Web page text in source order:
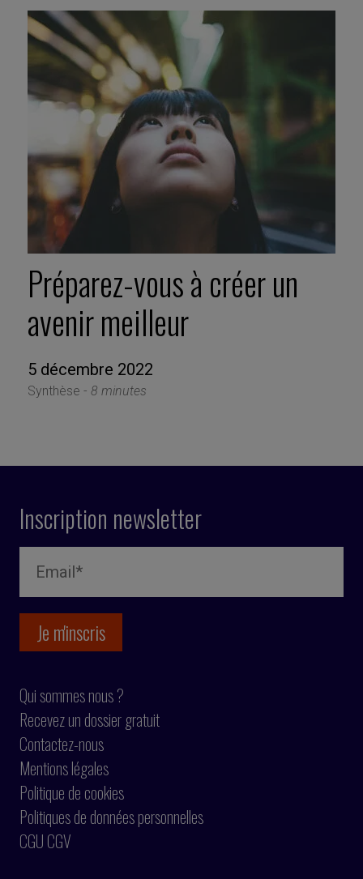
Préparez-vous à créer un
avenir meilleur
5 décembre 2022
Synthèse - 8 minutes
Inscription newsletter
Qui sommes nous ?
Recevez un dossier gratuit
Contactez-nous
Mentions légales
Politique de cookies
Politiques de données personnelles
CGU CGV